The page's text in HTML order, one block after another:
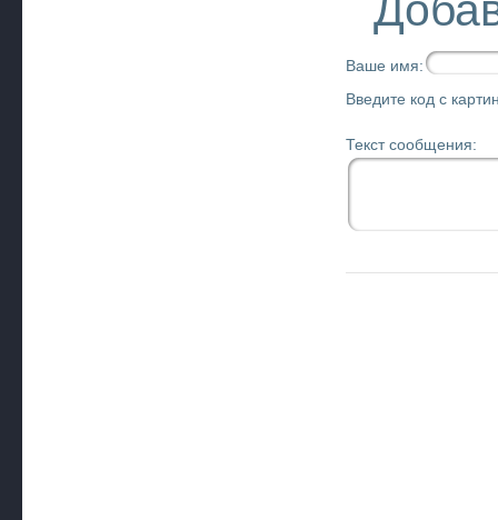
Ваше имя:
Введите код с
Текст сообщения: